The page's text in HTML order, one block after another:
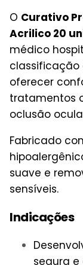
O Curativo
Acrilico 20
médico
classificação
oferecer
tratamentos
oclusão
Fabricado
suave e
sensíveis.
Indicações
segura e